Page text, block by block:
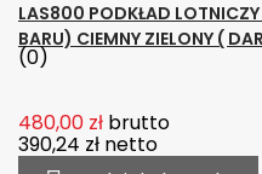
LAS800 PODKŁAD
BARU) CIEMNY ZIELONY (
(0)
480,00 zł brutto
390,24 zł netto